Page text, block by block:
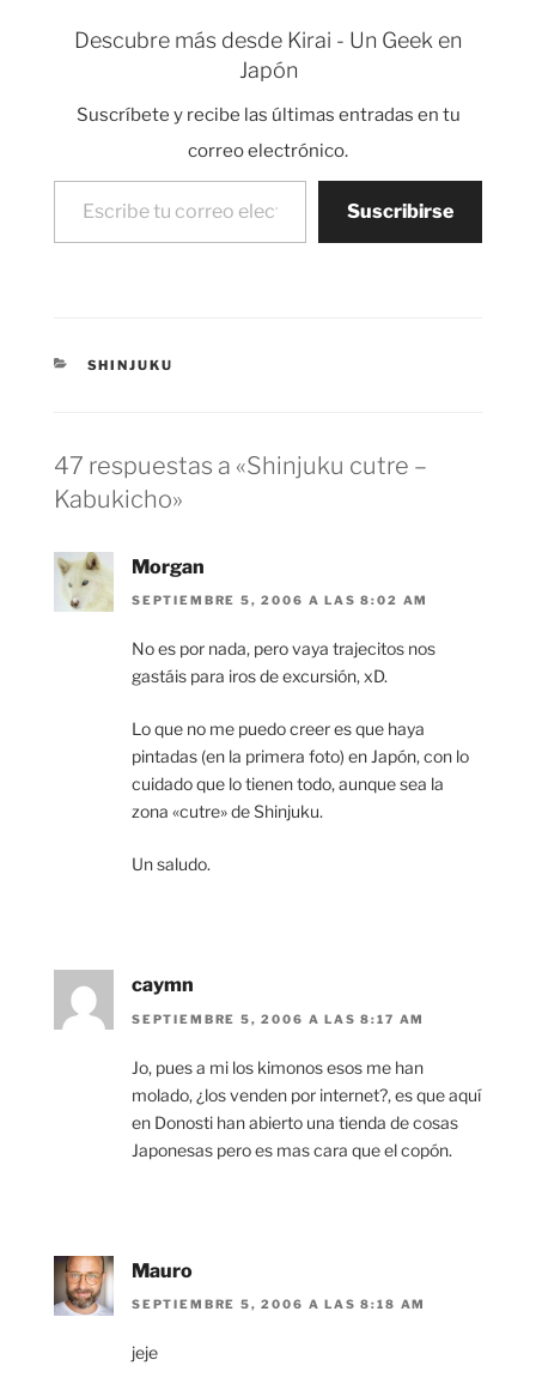
Descubre más desde Kirai - Un Geek en
Japón
Suscríbete y recibe las últimas entradas en tu
correo electrónico.
Escribe tu correo electrónico…
Suscribirse
CATEGORÍAS
SHINJUKU
47 respuestas a «Shinjuku cutre –
Kabukicho»
Morgan
SEPTIEMBRE 5, 2006 A LAS 8:02 AM
No es por nada, pero vaya trajecitos nos
gastáis para iros de excursión, xD.
Lo que no me puedo creer es que haya
pintadas (en la primera foto) en Japón, con lo
cuidado que lo tienen todo, aunque sea la
zona «cutre» de Shinjuku.
Un saludo.
caymn
SEPTIEMBRE 5, 2006 A LAS 8:17 AM
Jo, pues a mi los kimonos esos me han
molado, ¿los venden por internet?, es que aquí
en Donosti han abierto una tienda de cosas
Japonesas pero es mas cara que el copón.
Mauro
SEPTIEMBRE 5, 2006 A LAS 8:18 AM
jeje